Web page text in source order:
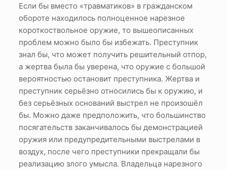
Если бы вместо «травматиков» в гражданском
обороте находилось полноценное нарезное
короткоствольное оружие, то вышеописанных
проблем можно было бы избежать. Преступник
знал бы, что может получить решительный отпор,
а жертва была бы уверена, что оружие с большой
вероятностью остановит преступника. Жертва и
преступник серьёзно относились бы к оружию, и
без серьёзных оснований выстрел не произошёл
бы. Можно даже предположить, что большинство
посягательств заканчивалось бы демонстрацией
оружия или предупредительными выстрелами в
воздух, после чего преступники прекращали бы
реализацию злого умысла. Владельца нарезного